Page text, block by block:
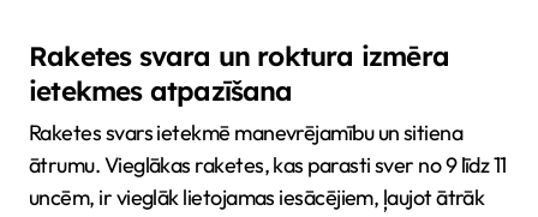
Raketes svara un roktura izmēra
ietekmes atpazīšana
Raketes svars ietekmē manevrējamību un sitiena
ātrumu. Vieglākas raketes, kas parasti sver no 9 līdz 11
uncēm, ir vieglāk lietojamas iesācējiem, ļaujot ātrāk